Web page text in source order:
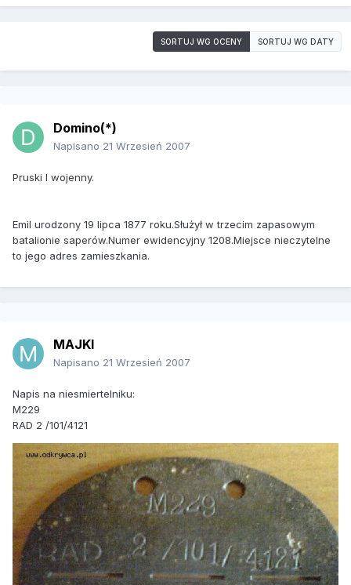
SORTUJ WG OCENY SORTUJ WG DATY
Domino(*)
Napisano 21 Wrzesień 2007
Pruski I wojenny.
Emil urodzony 19 lipca 1877 roku.Służył w trzecim zapasowym
batalionie saperów.Numer ewidencyjny 1208.Miejsce nieczytelne
to jego adres zamieszkania.
MAJKI
Napisano 21 Wrzesień 2007
Napis na niesmiertelniku:
M229
RAD 2 /101/4121